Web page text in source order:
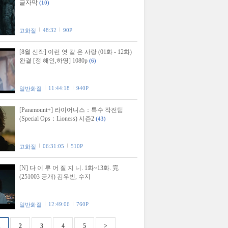
글자막 (10)
고화질 48:32 90P
[8월 신작] 이런 엿 같 은 사랑 (01화 - 12화)
완결 [정 해인,하영] 1080p (6)
일반화질 11:44:18 940P
[Paramount+] 라이어니스：특수 작전팀
(Special Ops：Lioness) 시즌2 (43)
고화질 06:31:05 510P
[N] 다 이 루 어 질 지 니. 1화~13화. 完
(251003 공개) 김우빈, 수지
일반화질 12:49:06 760P
2 3 4 5 >